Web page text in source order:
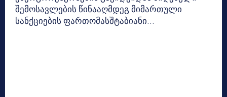
შემოსავლების წინააღმდეგ მიმართული
სანქციების ფართომასშტაბიანი...